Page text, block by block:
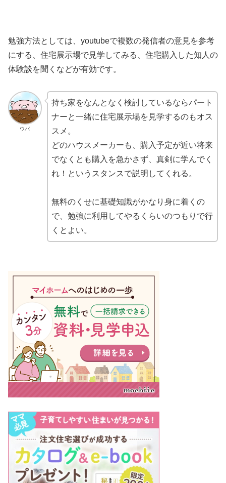
勉強方法としては、youtubeで複数の発信者の意見を参考
にする、住宅展示場で見学してみる、住宅購入した知人の
体験談を聞くなどが有効です。
ウパ
持ち家をなんとなく検討しているならパート
ナーと一緒に住宅展示場を見学するのもオス
スメ。
どのハウスメーカーも、購入予定が近い将来
でなくとも購入を急かさず、真剣に学んでく
れ！というスタンスで説明してくれる。
無料のくせに基礎知識がかなり身に着くの
で、勉強に利用してやるくらいのつもりで行
くとよい。